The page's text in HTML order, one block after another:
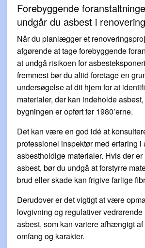
Forebyggende
undgår du asbest i
Når du planlægger et
afgørende at tage forebyggende
at undgå risikoen for
fremmest bør du altid foretage en
undersøgelse af dit hjem for at
materialer, der kan indeholde
bygningen er opført før 1980’erne.
Det kan være en god idé at
professionel inspektør med erfaring i
asbestholdige materialer. Hvis der
asbest, bør du undgå at forstyrre
brud eller skade kan frigive farlige
Derudover er det vigtigt at være
lovgivning og regulativer
asbest, som kan variere afhængigt
omfang og karakter.